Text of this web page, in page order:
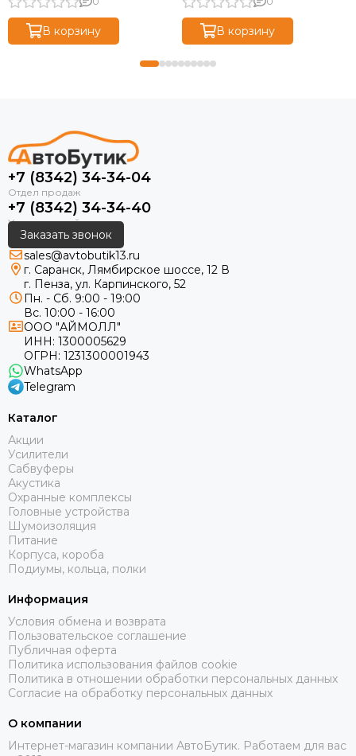
В корзину В корзину
+7 (8342) 34-34-04
+7 (8342) 34-34-40
Заказать звонок
sales@avtobutik13.ru
г. Саранск, Лямбирское шоссе, 12 В
г. Пенза, ул. Карпинского, 52
Пн. - Сб. 9:00 - 19:00
Вс. 10:00 - 16:00
ООО "АЙМОЛЛ"
ИНН: 1300005629
ОГРН: 1231300001943
WhatsApp
Telegram
Каталог
Акции
Усилители
Сабвуферы
Акустика
Охранные комплексы
Головные устройства
Шумоизоляция
Питание
Корпуса, короба
Подиумы, кольца, полки
Информация
Условия обмена и возврата
Пользовательское соглашение
Публичная оферта
Политика использования файлов cookie
Политика в отношении обработки персональных данных
Согласие на обработку персональных данных
О компании
Интернет-магазин компании АвтоБутик. Работаем для вас